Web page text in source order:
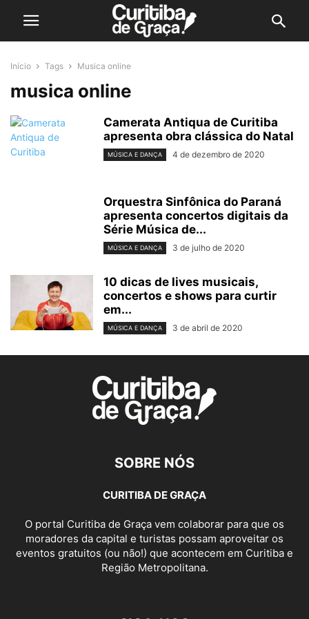
Início Tags Musica online
musica online
Camerata Antiqua de Curitiba
apresenta obra clássica do Natal
MÚSICA E DANÇA 4 de dezembro de 2020
Orquestra Sinfônica do Paraná
apresenta concertos digitais da
Série Música de...
MÚSICA E DANÇA 3 de julho de 2020
10 dicas de lives musicais,
concertos e shows para curtir
em...
MÚSICA E DANÇA 3 de abril de 2020
SOBRE NÓS
CURITIBA DE GRAÇA
O portal Curitiba de Graça vem colaborar para que os
moradores da capital e turistas possam aproveitar os
eventos gratuitos (ou não!) que acontecem em Curitiba e
Região Metropolitana.